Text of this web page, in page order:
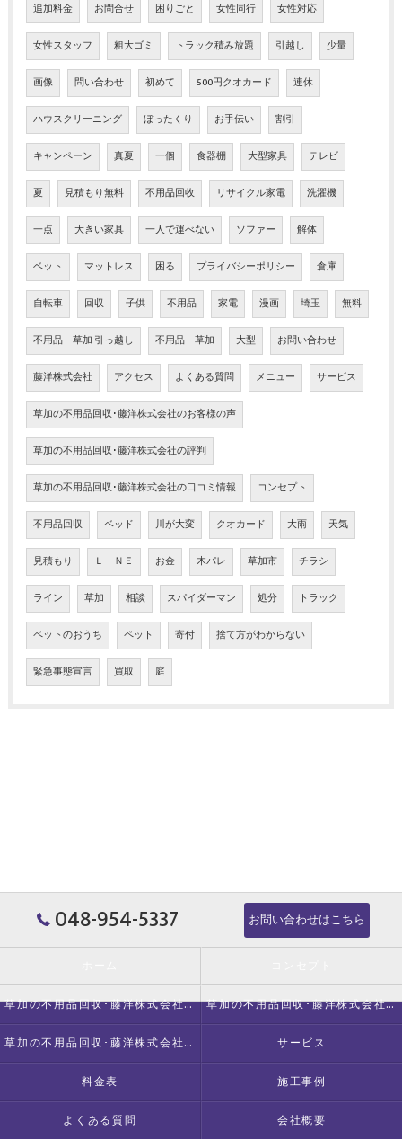
追加料金 お問合せ 困りごと 女性同行 女性対応
女性スタッフ 粗大ゴミ トラック積み放題 引越し 少量
画像 問い合わせ 初めて 500円クオカード 連休
ハウスクリーニング ぼったくり お手伝い 割引
キャンペーン 真夏 一個 食器棚 大型家具 テレビ
夏 見積もり無料 不用品回收 リサイクル家電 洗濯機
一点 大きい家具 一人で運べない ソファー 解体
ベット マットレス 困る プライバシーポリシー 倉庫
自転車 回収 子供 不用品 家電 漫画 埼玉 無料
不用品 草加 引っ越し 不用品 草加 大型 お問い合わせ
藤洋株式会社 アクセス よくある質問 メニュー サービス
草加の不用品回収･藤洋株式会社のお客様の声
草加の不用品回収･藤洋株式会社の評判
草加の不用品回収･藤洋株式会社の口コミ情報 コンセプト
不用品回収 ベッド 川が大変 クオカード 大雨 天気
見積もり ＬＩＮＥ お金 木パレ 草加市 チラシ
ライン 草加 相談 スパイダーマン 処分 トラック
ペットのおうち ペット 寄付 捨て方がわからない
緊急事態宣言 買取 庭
048-954-5337 お問い合わせはこちら
草加の不用品回収･藤洋株式会社の口コミ情報 草加の不用品回収･藤洋株式会社の評判
草加の不用品回収･藤洋株式会社のお客様の声 サービス
料金表 施工事例
よくある質問 会社概要